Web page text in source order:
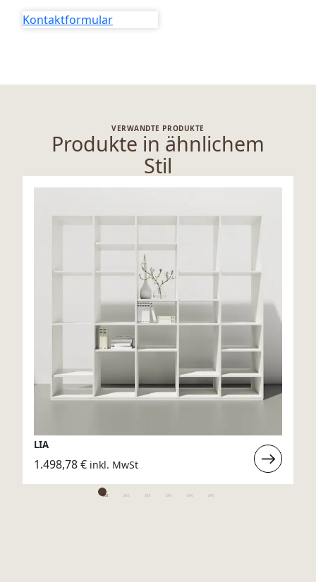
Kontaktformular
VERWANDTE PRODUKTE
Produkte in ähnlichem
Stil
LIA
1.498,78€ inkl. MwSt
:
LIA